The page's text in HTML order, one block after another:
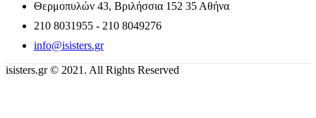
Θερμοπυλών 43, Βριλήσσια 152 35 Αθήνα
210 8031955 - 210 8049276
info@isisters.gr
isisters.gr © 2021. All Rights Reserved